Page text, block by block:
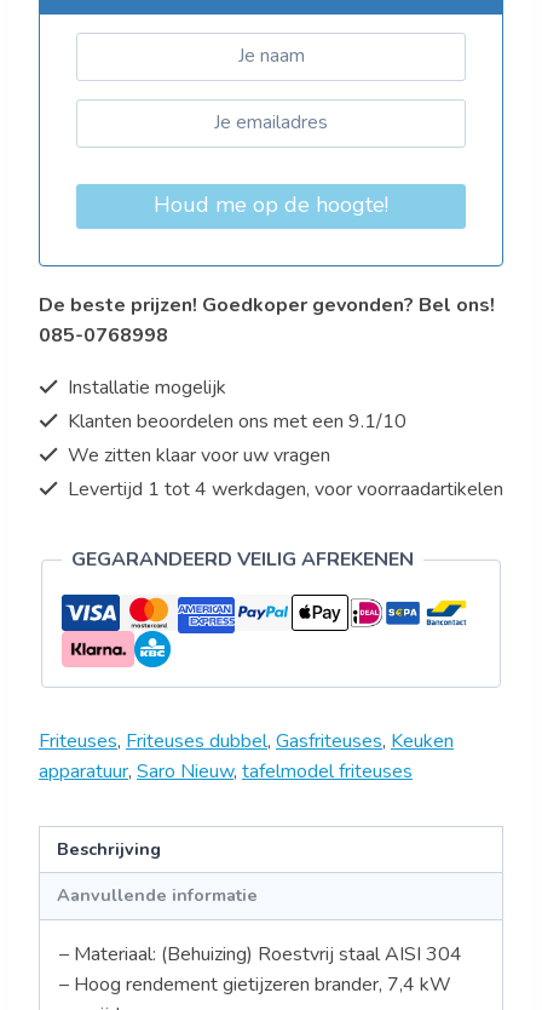
Houd me op de hoogte!
De beste prijzen! Goedkoper gevonden? Bel ons!
085-0768998
Installatie mogelijk
Klanten beoordelen ons met een 9.1/10
We zitten klaar voor uw vragen
Levertijd 1 tot 4 werkdagen, voor voorraadartikelen
GEGARANDEERD VEILIG AFREKENEN
Friteuses, Friteuses dubbel, Gasfriteuses, Keuken
apparatuur, Saro Nieuw, tafelmodel friteuses
Beschrijving
Aanvullende informatie
– Materiaal: (Behuizing) Roestvrij staal AISI 304
– Hoog rendement gietijzeren brander, 7,4 kW